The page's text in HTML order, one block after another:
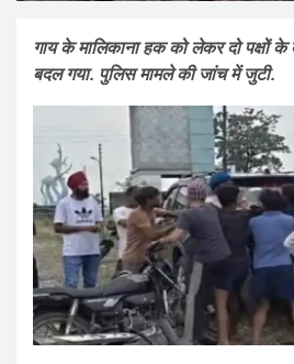
गाय के मालिकाना हक को लेकर दो पक्षों
बदल गया. पुलिस मामले की जांच में जुटी.